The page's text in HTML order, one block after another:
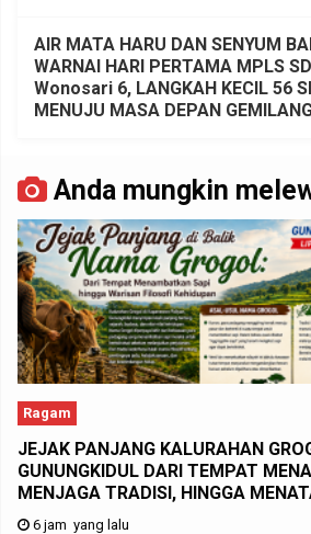
AIR MATA HARU DAN SENYUM
WARNAI HARI PERTAMA MPLS
Wonosari 6, LANGKAH KECIL 56
MENUJU MASA DEPAN
Anda mungkin
Ragam
JEJAK PANJANG KALURAHAN
GUNUNGKIDUL DARI TEMPAT
MENJAGA TRADISI, HINGGA
6 jam yang lalu